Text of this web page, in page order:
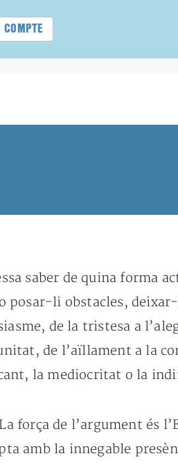
COMPTE
saber de quina forma
posar-li obstacles,
de la tristesa a
de l’aïllament a la
la mediocritat o la
força de l’argument és
amb la innegable